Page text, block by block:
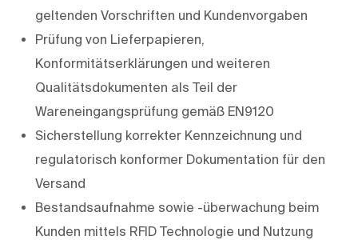
geltenden Vorschriften und Kundenvorgaben
Prüfung von Lieferpapieren,
Konformitätserklärungen und weiteren
Qualitätsdokumenten als Teil der
Wareneingangsprüfung gemäß EN9120
Sicherstellung korrekter Kennzeichnung und
regulatorisch konformer Dokumentation für den
Versand
Bestandsaufnahme sowie -überwachung beim
Kunden mittels RFID Technologie und Nutzung